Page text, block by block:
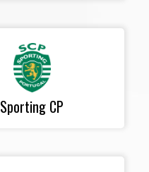
Sporting CP